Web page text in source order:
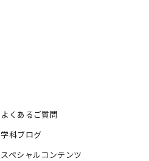
よくあるご質問
学科ブログ
スペシャルコンテンツ